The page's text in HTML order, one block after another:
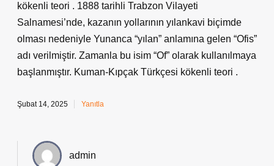
kökenli teori . 1888 tarihli Trabzon Vilayeti
Salnamesi’nde, kazanın yollarının yılankavi biçimde
olması nedeniyle Yunanca “yılan” anlamına gelen “Ofis”
adı verilmiştir. Zamanla bu isim “Of” olarak kullanılmaya
başlanmıştır. Kuman-Kıpçak Türkçesi kökenli teori .
Şubat 14, 2025 Yanıtla
admin